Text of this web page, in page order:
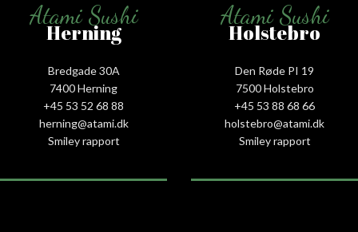
Atami Sushi
Herning
Bredgade 30A
7400 Herning
+45 53 52 68 88
herning@atami.dk
Smiley rapport
Atami Sushi
Holstebro
Den Røde PI 19
7500 Holstebro
+45 53 88 68 66
holstebro@atami.dk
Smiley rapport